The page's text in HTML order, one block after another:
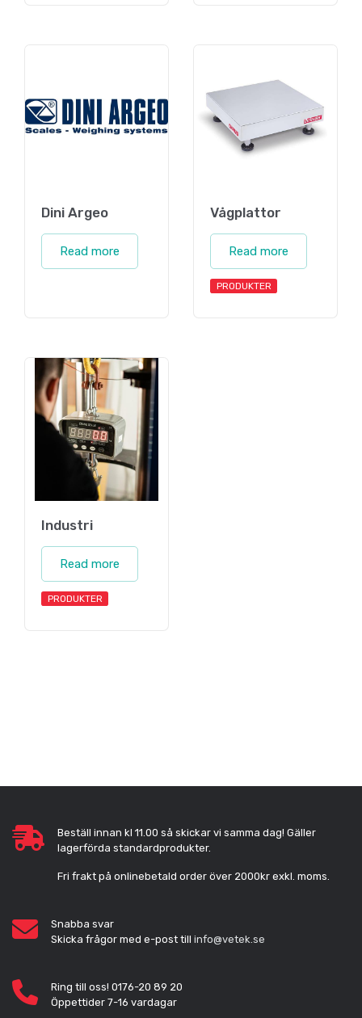
Dini Argeo
Read more
Vågplattor
Read more
PRODUKTER
Industri
Read more
PRODUKTER
Beställ innan kl 11.00 så skickar vi samma dag! Gäller
lagerförda standardprodukter.
Fri frakt på onlinebetald order över 2000kr exkl. moms.
Snabba svar
Skicka frågor med e-post till info@vetek.se
Ring till oss! 0176-20 89 20
Öppettider 7-16 vardagar